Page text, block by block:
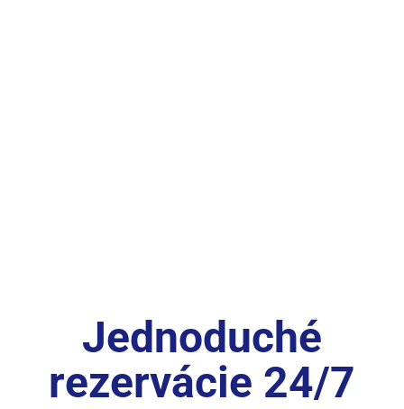
Jednoduché
rezervácie 24/7